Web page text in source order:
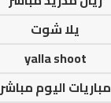
يلا شوت
yalla shoot
مباريات اليوم مباشر